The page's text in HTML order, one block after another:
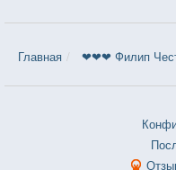
Главная ❤❤❤ Филип